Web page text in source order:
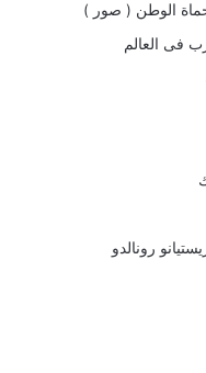
الوطن ( صور )
فى العالم
رونالدو